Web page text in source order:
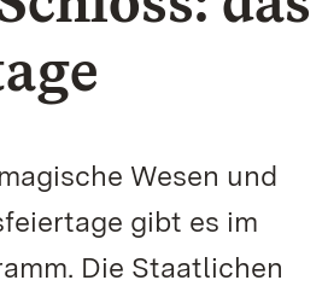
Wesen und
gibt es im
Die Staatlichen